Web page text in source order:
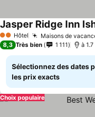
2 Étoiles
Hôtel Maisons de
Jasper Ridge Inn
8,3 Très bien 1 111 à
Sélectionnez des dates
les prix exacts
Choix populaire